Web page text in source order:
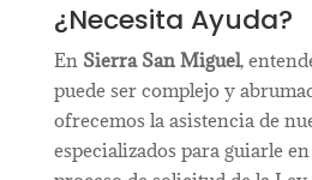
¿Necesita Ayuda?
En Sierra San Miguel,
puede ser complejo y
ofrecemos la asistencia de
especializados para guiarle